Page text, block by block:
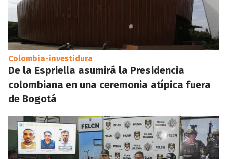
Colombia-investidura
De la Espriella asumirá la Presidencia
colombiana en una ceremonia atípica fuera
de Bogotá